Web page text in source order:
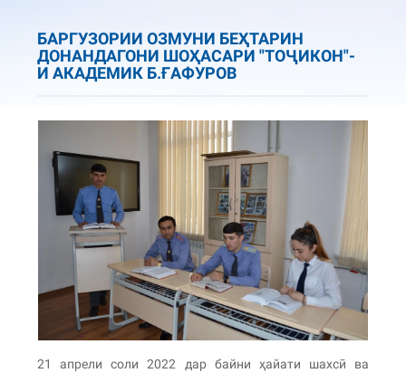
БАРГУЗОРИИ ОЗМУНИ БЕҲТАРИН
ДОНАНДАГОНИ ШОҲАСАРИ "ТОҶИКОН"-
И АКАДЕМИК Б.ҒАФУРОВ
21 апрели соли 2022 дар байни ҳайати шахсӣ ва